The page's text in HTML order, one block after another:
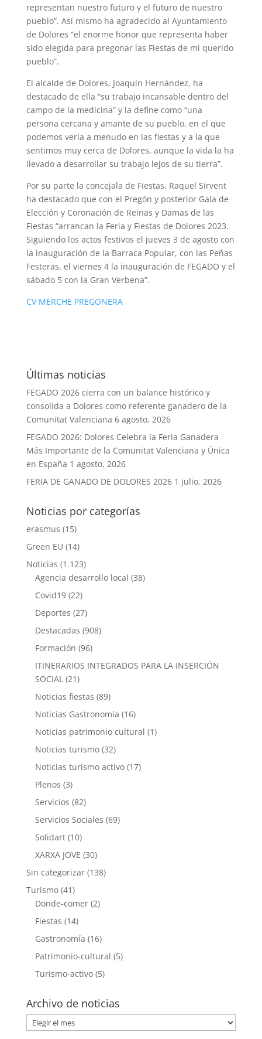
representan nuestro futuro y el futuro de nuestro
pueblo”. Así mismo ha agradecido al Ayuntamiento
de Dolores “el enorme honor que representa haber
sido elegida para pregonar las Fiestas de mi querido
pueblo”.
El alcalde de Dolores, Joaquín Hernández, ha
destacado de ella “su trabajo incansable dentro del
campo de la medicina” y la define como “una
persona cercana y amante de su pueblo, en el que
podemos verla a menudo en las fiestas y a la que
sentimos muy cerca de Dolores, aunque la vida la ha
llevado a desarrollar su trabajo lejos de su tierra”.
Por su parte la concejala de Fiestas, Raquel Sirvent
ha destacado que con el Pregón y posterior Gala de
Elección y Coronación de Reinas y Damas de las
Fiestas “arrancan la Feria y Fiestas de Dolores 2023.
Siguiendo los actos festivos el jueves 3 de agosto con
la inauguración de la Barraca Popular, con las Peñas
Festeras, el viernes 4 la inauguración de FEGADO y el
sábado 5 con la Gran Verbena”.
CV MERCHE PREGONERA
Últimas noticias
FEGADO 2026 cierra con un balance histórico y
consolida a Dolores como referente ganadero de la
Comunitat Valenciana 6 agosto, 2026
FEGADO 2026: Dolores Celebra la Feria Ganadera
Más Importante de la Comunitat Valenciana y Única
en España 1 agosto, 2026
FERIA DE GANADO DE DOLORES 2026 1 julio, 2026
Noticias por categorías
erasmus (15)
Green EU (14)
Noticias (1.123)
Agencia desarrollo local (38)
Covid19(22)
Deportes (27)
Destacadas (908)
Formación (96)
ITINERARIOS INTEGRADOS PARA LA INSERCIÓN
SOCIAL (21)
Noticias fiestas (89)
Noticias Gastronomía (16)
Noticias patrimonio cultural (1)
Noticias turismo(32)
Noticias turismo activo(17)
Plenos (3)
Servicios (82)
Servicios Sociales (69)
Solidart(10)
XARXA JOVE (30)
Sin categorizar(138)
Turismo(41)
Donde-comer(2)
Fiestas (14)
Gastronomía (16)
Patrimonio-cultural (5)
Turismo-activo(5)
Archivo de noticias
Archivo
de